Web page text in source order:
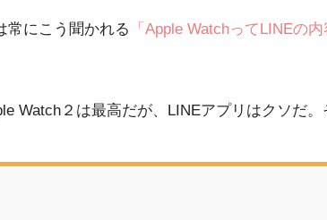
常にこう聞かれる
「Apple WatchってLINEの
Watch２は最高だが、LINEアプリはクソだ